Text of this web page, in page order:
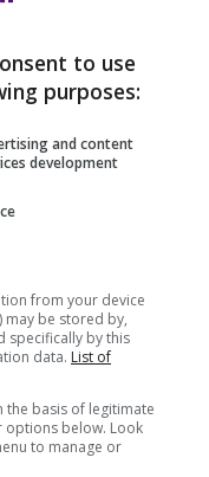
la
la
il suo
qualche
Il
to use
purposes:
and content
development
from your device
may be stored by,
specifically by this
data. List of
the basis of legitimate
options below. Look
to manage or